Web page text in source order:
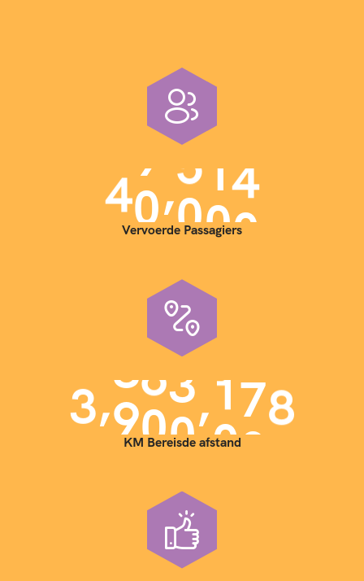
40,000
Vervoerde Passagiers
3,900,000
KM Bereisde afstand